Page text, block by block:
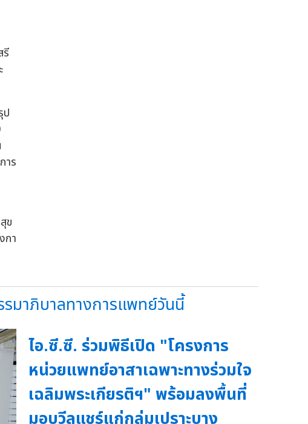
รี
ป
าร
ข
กา
รมาภิบาลทางการแพทย์วันนี้
ไอ.ซี.ซี. ร่วมพิธีเปิด "โครงการ
หน่วยแพทย์อาสาเฉพาะทางร่วมใจ
เฉลิมพระเกียรติฯ" พร้อมลงพื้นที่
มอบวีลแชร์แก่กลุ่มเปราะบาง